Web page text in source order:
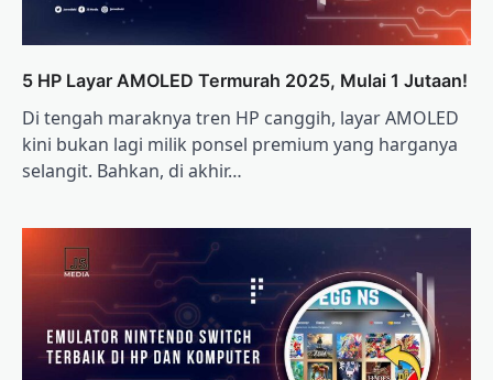
5 HP Layar AMOLED Termurah 2025, Mulai 1 Jutaan!
Di tengah maraknya tren HP canggih, layar AMOLED
kini bukan lagi milik ponsel premium yang harganya
selangit. Bahkan, di akhir…